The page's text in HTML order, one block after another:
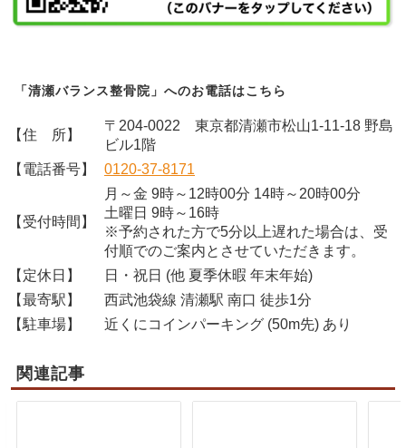
「清瀬バランス整骨院」へのお電話はこちら
【住 所】
〒204-0022 東京都清瀬市松山1-11-18 野島
ビル1階
【電話番号】
0120-37-8171
【受付時間】
月～金 9時～12時00分 14時～20時00分
土曜日 9時～16時
※予約された方で5分以上遅れた場合は、受
付順でのご案内とさせていただきます。
【定休日】
日・祝日 (他 夏季休暇 年末年始)
【最寄駅】
西武池袋線 清瀬駅 南口 徒歩1分
【駐車場】
近くにコインパーキング (50m先) あり
関連記事